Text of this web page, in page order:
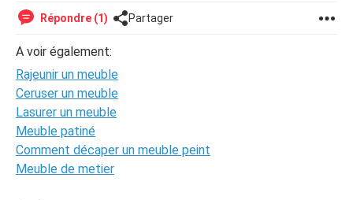
Répondre (1) Partager
A voir également:
Rajeunir un meuble
Ceruser un meuble
Lasurer un meuble
Meuble patiné
Comment décaper un meuble peint
Meuble de metier